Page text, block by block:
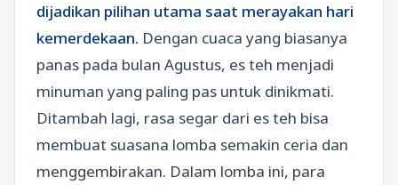
dijadikan pilihan utama saat merayakan hari
kemerdekaan. Dengan cuaca yang biasanya
panas pada bulan Agustus, es teh menjadi
minuman yang paling pas untuk dinikmati.
Ditambah lagi, rasa segar dari es teh bisa
membuat suasana lomba semakin ceria dan
menggembirakan. Dalam lomba ini, para